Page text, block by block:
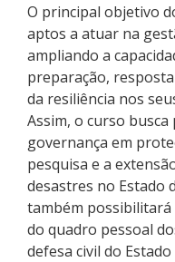
Pós-graduação
Educação a Distância
Educação de Jovens
Transferências e
PartiuIF
O principal objetivo
aptos a atuar na
ampliando a
preparação,
da resiliência nos
Assim, o curso
governança em
pesquisa e a
desastres no Estado
também possibilitará
do quadro pessoal
defesa civil do